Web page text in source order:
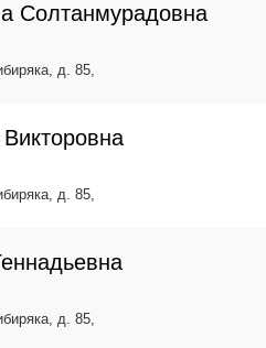
Солтанмурадовна
д. 85,
д. 85,
д. 85,